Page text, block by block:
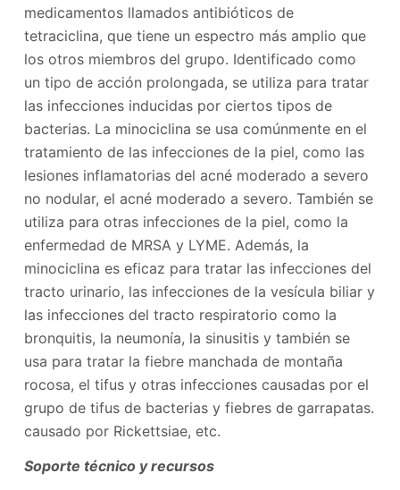
medicamentos llamados antibióticos de
tetraciclina, que tiene un espectro más amplio que
los otros miembros del grupo. Identificado como
un tipo de acción prolongada, se utiliza para tratar
las infecciones inducidas por ciertos tipos de
bacterias. La minociclina se usa comúnmente en el
tratamiento de las infecciones de la piel, como las
lesiones inflamatorias del acné moderado a severo
no nodular, el acné moderado a severo. También se
utiliza para otras infecciones de la piel, como la
enfermedad de MRSA y LYME. Además, la
minociclina es eficaz para tratar las infecciones del
tracto urinario, las infecciones de la vesícula biliar y
las infecciones del tracto respiratorio como la
bronquitis, la neumonía, la sinusitis y también se
usa para tratar la fiebre manchada de montaña
rocosa, el tifus y otras infecciones causadas por el
grupo de tifus de bacterias y fiebres de garrapatas.
causado por Rickettsiae, etc.
Soporte técnico y recursos